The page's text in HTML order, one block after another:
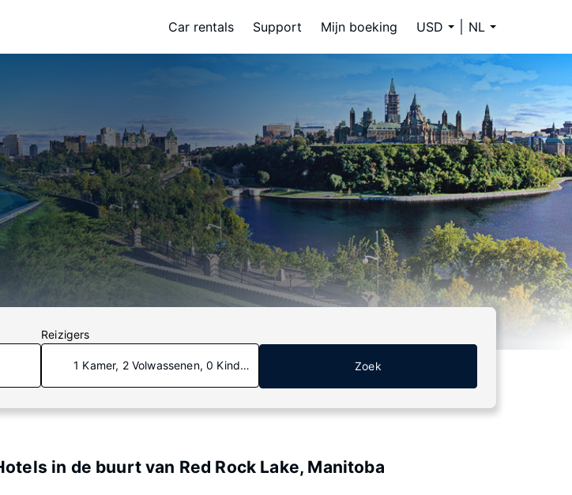
Car rentals Support Mijn boeking USD NL
Reizigers
1 Kamer, 2 Volwassenen, 0 Kinderen Zoek
in de buurt van Red Rock Lake, Manitoba